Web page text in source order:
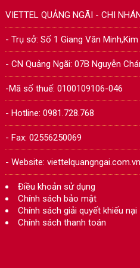
VIETTEL QUẢNG NGÃI - CHI
- Trụ sở: Số 1 Giang Văn
- CN Quảng Ngãi: 07B Nguyễn
-Mã số thuế: 0100109106-046
- Hotline: 0981.728.768
- Fax: 02556250069
- Website: viettelquangngai.com.vn
Điều khoản sử dụng
Chính sách bảo mật
Chính sách giải quyết khiếu nại
Chính sách thanh toán